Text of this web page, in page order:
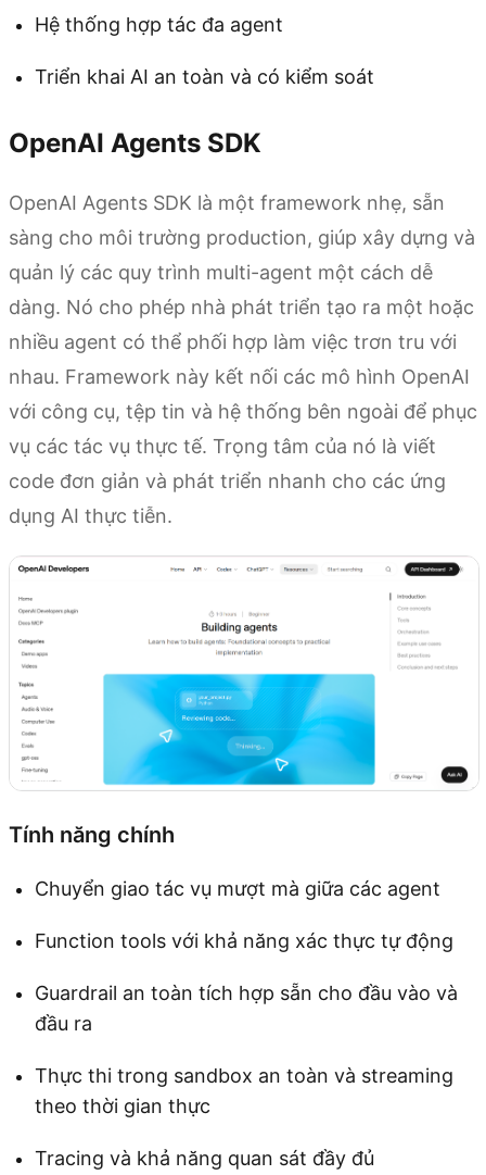
Hệ thống hợp tác đa agent
Triển khai AI an toàn và có kiểm soát
OpenAI Agents SDK
OpenAI Agents SDK là một framework nhẹ, sẵn
sàng cho môi trường production, giúp xây dựng và
quản lý các quy trình multi-agent một cách dễ
dàng. Nó cho phép nhà phát triển tạo ra một hoặc
nhiều agent có thể phối hợp làm việc trơn tru với
nhau. Framework này kết nối các mô hình OpenAI
với công cụ, tệp tin và hệ thống bên ngoài để phục
vụ các tác vụ thực tế. Trọng tâm của nó là viết
code đơn giản và phát triển nhanh cho các ứng
dụng AI thực tiễn.
Tính năng chính
Chuyển giao tác vụ mượt mà giữa các agent
Function tools với khả năng xác thực tự động
Guardrail an toàn tích hợp sẵn cho đầu vào và
đầu ra
Thực thi trong sandbox an toàn và streaming
theo thời gian thực
Tracing và khả năng quan sát đầy đủ